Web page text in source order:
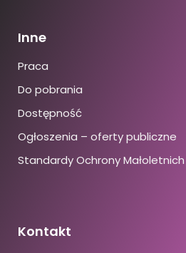
Inne
Praca
Do pobrania
Dostępność
Ogłoszenia – oferty publiczne
Standardy Ochrony Małoletnich
Kontakt